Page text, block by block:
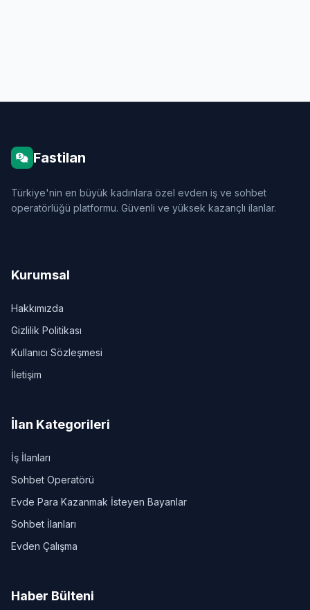
Fastilan
Türkiye'nin en büyük kadınlara özel evden iş ve sohbet
operatörlüğü platformu. Güvenli ve yüksek kazançlı ilanlar.
Kurumsal
Hakkımızda
Gizlilik Politikası
Kullanıcı Sözleşmesi
İletişim
İlan Kategorileri
İş İlanları
Sohbet Operatörü
Evde Para Kazanmak İsteyen Bayanlar
Sohbet İlanları
Evden Çalışma
Haber Bülteni